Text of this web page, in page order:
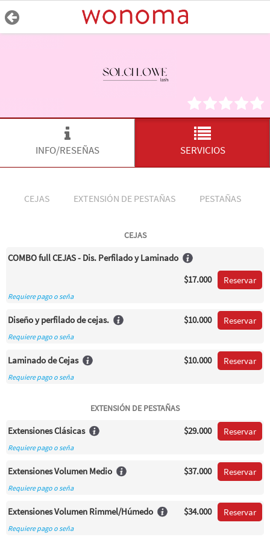
INFO/RESEÑAS SERVICIOS
CEJAS EXTENSIÓN DE PESTAÑAS PESTAÑAS
CEJAS
COMBO full CEJAS - Dis. Perfilado y Laminado
$17.000
Reservar
Requiere pago o seña
Diseño y perfilado de cejas. $10.000 Reservar
Requiere pago o seña
Laminado de Cejas $10.000 Reservar
Requiere pago o seña
EXTENSIÓN DE PESTAÑAS
Extensiones Clásicas $29.000 Reservar
Requiere pago o seña
Extensiones Volumen Medio $37.000 Reservar
Requiere pago o seña
Extensiones Volumen Rimmel/Húmedo $34.000 Reservar
Requiere pago o seña